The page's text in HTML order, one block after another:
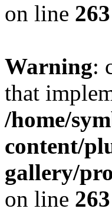
on line 263
Warning:
that
/home/
content/
gallery/
on line 263